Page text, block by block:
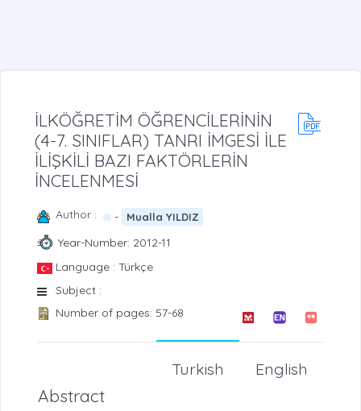
İLKÖĞRETİM ÖĞRENCİLERİNİN
(4-7. SINIFLAR) TANRI İMGESİ İLE
İLİŞKİLİ BAZI FAKTÖRLERİN
İNCELENMESİ
Author : - Mualla YILDIZ
Year-Number: 2012-11
Language : Türkçe
Subject :
Number of pages: 57-68
English
Turkish
Abstract